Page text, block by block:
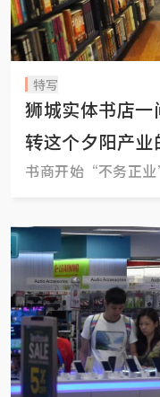
特写
狮城实体书店
转这个夕阳产业
书商开始“不务正业